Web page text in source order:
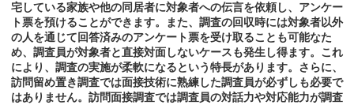
宅している家族や他の同居者に対象者への伝言を依頼し、アンケー
ト票を預けることができます。また、調査の回収時には対象者以外
の人を通じて回答済みのアンケート票を受け取ることも可能なた
め、調査員が対象者と直接対面しないケースも発生し得ます。これ
により、調査の実施が柔軟になるという特長があります。さらに、
訪問留め置き調査では面接技術に熟練した調査員が必ずしも必要で
はありません。訪問面接調査では調査員の対話力や対応能力が調査